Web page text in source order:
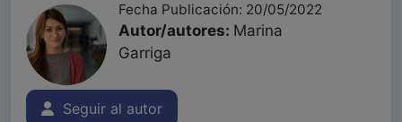
Fecha Publicación: 20/05/2022
Autor/autores: Marina
Garriga
Seguir al autor